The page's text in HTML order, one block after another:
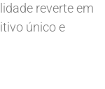
reverte em
único e